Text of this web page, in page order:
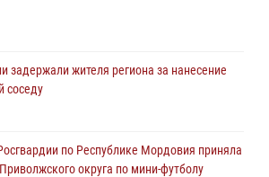
задержали жителя региона за нанесение
соседу
по Республике Мордовия приняла
округа по мини-футболу